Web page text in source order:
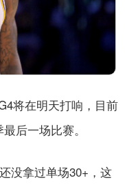
将在明天打响，目前
后一场比赛。
没拿过单场30+，这